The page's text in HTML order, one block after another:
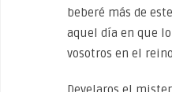
beberé más de
aquel día en que
vosotros en el